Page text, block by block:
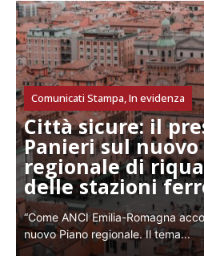
Comunicati Stampa In evidenza
Città sicure: il
Panieri sul nuovo
regionale di
delle stazioni
“Come ANCI Emilia-Romagna
nuovo Piano regionale. Il tema...